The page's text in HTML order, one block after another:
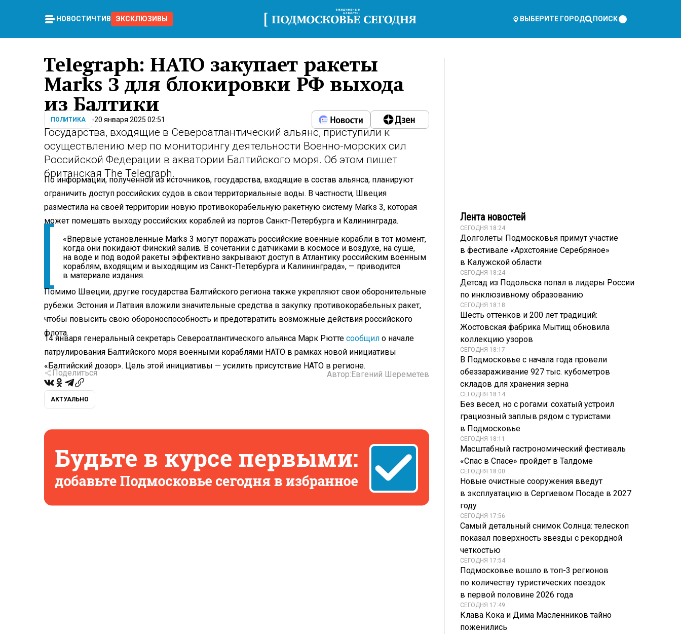
НОВОСТИ ЧТИВО ЭКСКЛЮЗИВЫ ВЫБЕРИТЕ ГОРОД ПОИСК
Telegraph: НАТО закупает ракеты
Marks 3 для блокировки РФ выхода
из Балтики
ПОЛИТИКА 20 января 2025 02:51
Государства, входящие в Североатлантический альянс, приступили к
осуществлению мер по мониторингу деятельности Военно-морских сил
Российской Федерации в акватории Балтийского моря. Об этом пишет
британская The Telegraph.
По информации, полученной из источников, государства, входящие в состав альянса, планируют
ограничить доступ российских судов в свои территориальные воды. В частности, Швеция
разместила на своей территории новую противокорабельную ракетную систему Marks 3, которая
может помешать выходу российских кораблей из портов Санкт-Петербурга и Калининграда.
«Впервые установленные Marks 3 могут поражать российские военные корабли в тот момент,
когда они покидают Финский залив. В сочетании с датчиками в космосе и воздухе, на суше,
на воде и под водой ракеты эффективно закрывают доступ в Атлантику российским военным
кораблям, входящим и выходящим из Санкт-Петербурга и Калининграда», — приводится
в материале издания.
Помимо Швеции, другие государства Балтийского региона также укрепляют свои оборонительные
рубежи. Эстония и Латвия вложили значительные средства в закупку противокорабельных ракет,
чтобы повысить свою обороноспособность и предотвратить возможные действия российского
флота.
14 января генеральный секретарь Североатлантического альянса Марк Рютте сообщил о начале
патрулирования Балтийского моря военными кораблями НАТО в рамках новой инициативы
«Балтийский дозор». Цель этой инициативы — усилить присутствие НАТО в регионе.
Поделиться Автор:Евгений Шереметев
АКТУАЛЬНО
Лента новостей
СЕГОДНЯ 18:24
Долголеты Подмосковья примут участие
в фестивале «Архстояние Серебряное»
в Калужской области
СЕГОДНЯ 18:24
Детсад из Подольска попал в лидеры России
по инклюзивному образованию
СЕГОДНЯ 18:18
Шесть оттенков и 200 лет традиций:
Жостовская фабрика Мытищ обновила
коллекцию узоров
СЕГОДНЯ 18:17
В Подмосковье с начала года провели
обеззараживание 927 тыс. кубометров
складов для хранения зерна
СЕГОДНЯ 18:14
Без весел, но с рогами: сохатый устроил
грациозный заплыв рядом с туристами
в Подмосковье
СЕГОДНЯ 18:11
Масштабный гастрономический фестиваль
«Спас в Спасе» пройдет в Талдоме
СЕГОДНЯ 18:00
Новые очистные сооружения введут
в эксплуатацию в Сергиевом Посаде в 2027
году
СЕГОДНЯ 17:56
Самый детальный снимок Солнца: телескоп
показал поверхность звезды с рекордной
четкостью
СЕГОДНЯ 17:54
Подмосковье вошло в топ-3 регионов
по количеству туристических поездок
в первой половине 2026 года
СЕГОДНЯ 17:49
Клава Кока и Дима Масленников тайно
поженились